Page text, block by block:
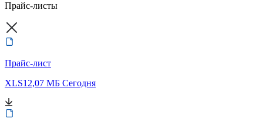
Прайс-листы
Прайс-лист
XLS12,07 МБ Сегодня